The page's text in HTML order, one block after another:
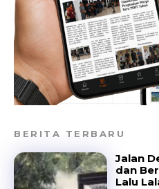
BERITA TERBARU
Jalan
dan
Lalu